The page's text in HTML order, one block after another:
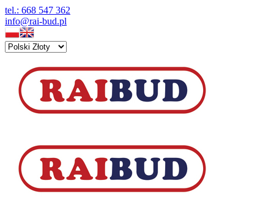
tel.: 668 547 362
info@rai-bud.pl